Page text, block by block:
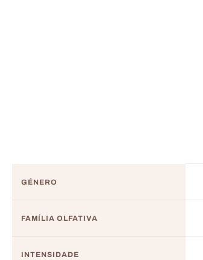
GÉNERO
FAMÍLIA OLFATIVA
INTENSIDADE